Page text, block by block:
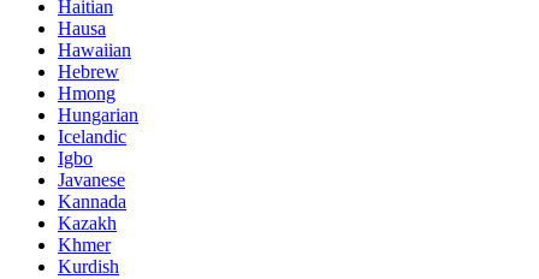
Haitian
Hausa
Hawaiian
Hebrew
Hmong
Hungarian
Icelandic
Igbo
Javanese
Kannada
Kazakh
Khmer
Kurdish